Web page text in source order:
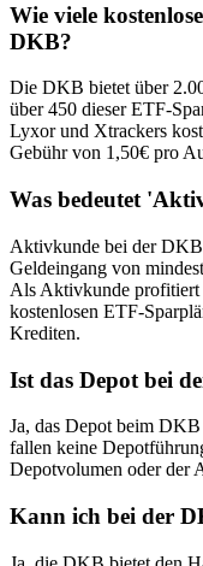
Wie viele
DKB?
Die DKB bietet über
über 450 dieser ETF-
Lyxor und Xtrackers
Gebühr von 1,50€ pro
Was bedeutet
Aktivkunde bei der DKB
Geldeingang von
Als Aktivkunde profitiert
kostenlosen ETF-
Krediten.
Ist das Depot bei
Ja, das Depot beim
fallen keine
Depotvolumen oder der
Kann ich bei der